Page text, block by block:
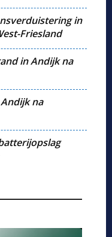
in
Friesland
in Andijk na
na